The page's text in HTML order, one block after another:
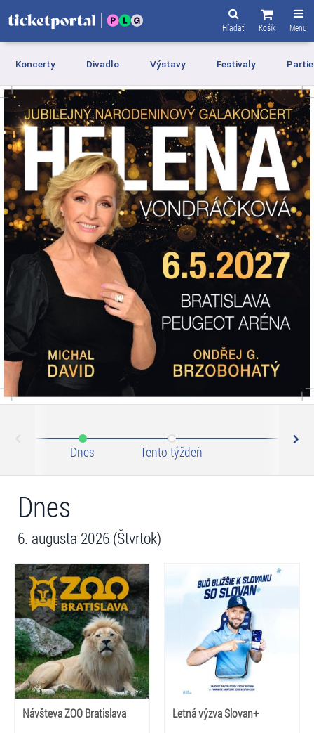
Menu
Košík
Hľadať
Koncerty Divadlo Výstavy Festivaly
Dnes Tento týždeň
Dnes
6. augusta 2026 (Štvrtok)
Návšteva ZOO Bratislava Letná výzva Slovan+